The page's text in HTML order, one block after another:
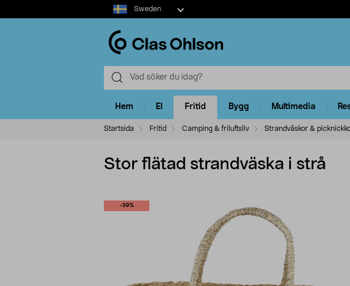
Select
market
Sweden
Hem El Fritid Bygg Multimedia
Startsida Fritid Camping & friluftsliv Strandväskor &
Stor flätad strandväska i strå
-39%